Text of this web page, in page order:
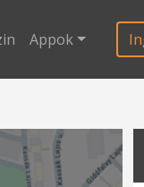
Appok